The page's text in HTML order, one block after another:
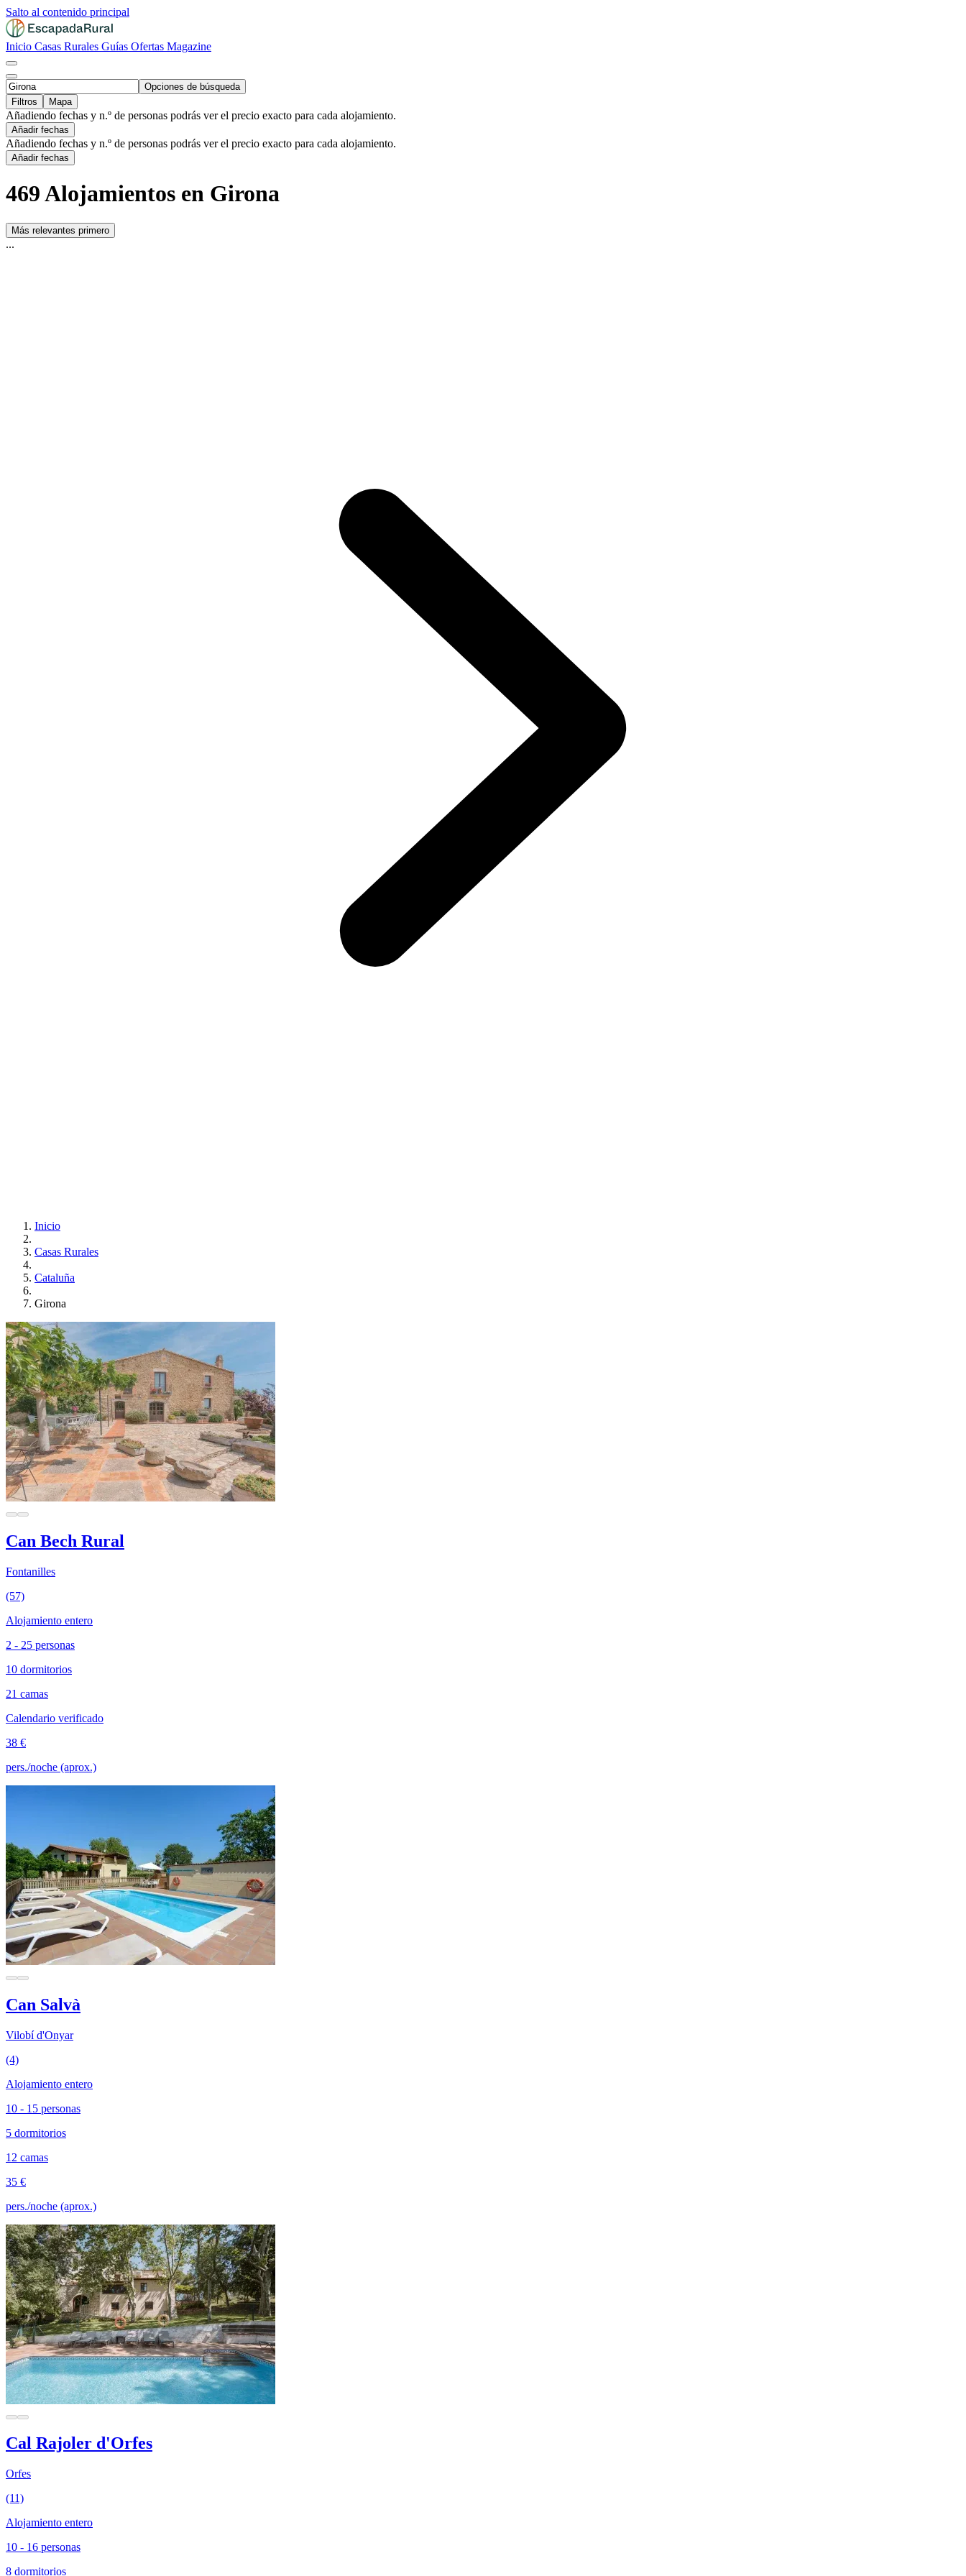
Salto al contenido principal
Inicio Casas Rurales Guías Ofertas Magazine
Opciones de búsqueda
Filtros
Mapa
Añadiendo fechas y n.º de personas podrás ver el precio exacto para cada alojamiento.
Añadir fechas
Añadiendo fechas y n.º de personas podrás ver el precio exacto para cada alojamiento.
Añadir fechas
469 Alojamientos en Girona
Más relevantes primero
...
Inicio
Casas Rurales
Cataluña
Girona
Can Bech Rural
Fontanilles
(57)
Alojamiento entero
2 - 25 personas
10 dormitorios
21 camas
Calendario verificado
38 €
pers./noche (aprox.)
Can Salvà
Vilobí d'Onyar
(4)
Alojamiento entero
10 - 15 personas
5 dormitorios
12 camas
35 €
pers./noche (aprox.)
Cal Rajoler d'Orfes
Orfes
(11)
Alojamiento entero
10 - 16 personas
8 dormitorios